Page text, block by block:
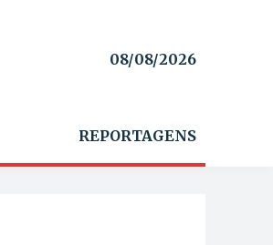
08/08/2026
REPORTAGENS